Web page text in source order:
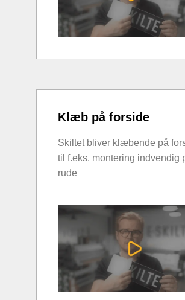
Klæb på forside
Skiltet bliver klæbende på
til f.eks. montering indvendig
rude